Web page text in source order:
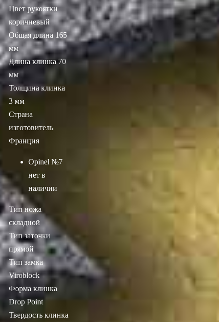
Цвет рукоятки
коричневый
Общая длина 165
мм
Длина клинка 70
мм
Толщина клинка
3 мм
Страна
изготовитель
Франция
Opinel №7
нет в
наличии
Тип ножа
складной
Тип заточки
прямой
Тип замка
Viroblock
Форма клинка
Drop Point
Твердость клинка